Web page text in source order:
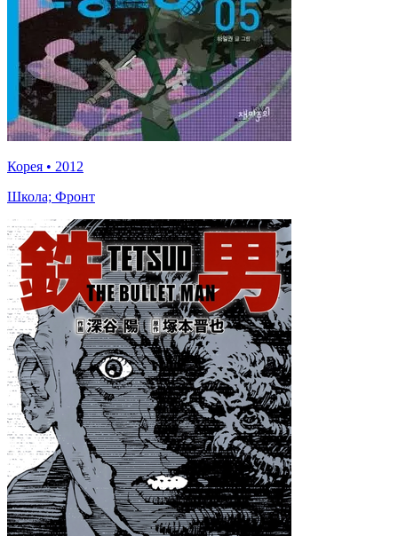
Корея • 2012
Школа; Фронт